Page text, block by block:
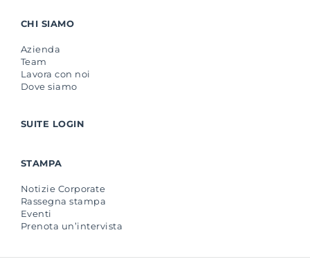
CHI SIAMO
Azienda
Team
Lavora con noi
Dove siamo
SUITE LOGIN
STAMPA
Notizie Corporate
Rassegna stampa
Eventi
Prenota un’intervista